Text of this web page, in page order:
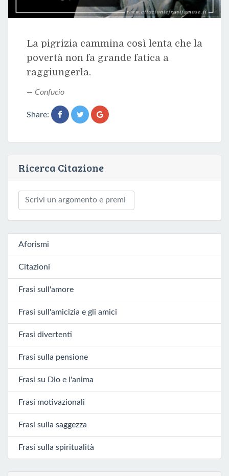
La pigrizia cammina così lenta che la
povertà non fa grande fatica a
raggiungerla.
Confucio
Share:
Ricerca Citazione
Aforismi
Citazioni
Frasi sull'amore
Frasi sull'amicizia e gli amici
Frasi divertenti
Frasi sulla pensione
Frasi su Dio e l'anima
Frasi motivazionali
Frasi sulla saggezza
Frasi sulla spiritualità